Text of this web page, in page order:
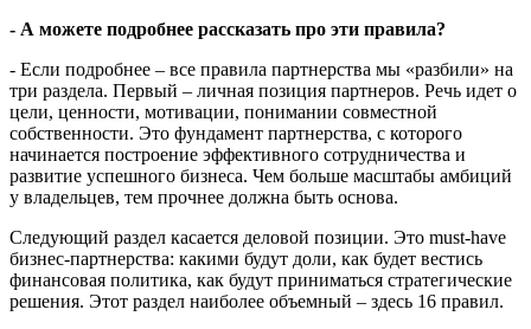
- А можете подробнее рассказать про эти правила?
- Если подробнее – все правила партнерства мы «разбили» на
три раздела. Первый – личная позиция партнеров. Речь идет о
цели, ценности, мотивации, понимании совместной
собственности. Это фундамент партнерства, с которого
начинается построение эффективного сотрудничества и
развитие успешного бизнеса. Чем больше масштабы амбиций
у владельцев, тем прочнее должна быть основа.
Следующий раздел касается деловой позиции. Это must-have
бизнес-партнерства: какими будут доли, как будет вестись
финансовая политика, как будут приниматься стратегические
решения. Этот раздел наиболее объемный – здесь 16 правил.